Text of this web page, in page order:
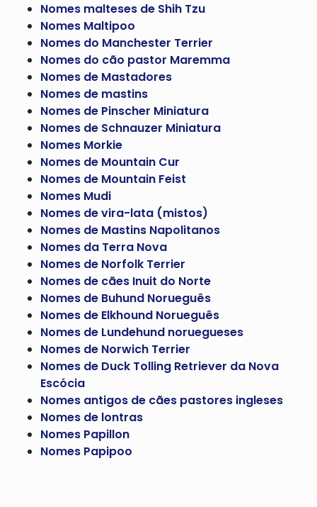
Nomes malteses de Shih Tzu
Nomes Maltipoo
Nomes do Manchester Terrier
Nomes do cão pastor Maremma
Nomes de Mastadores
Nomes de mastins
Nomes de Pinscher Miniatura
Nomes de Schnauzer Miniatura
Nomes Morkie
Nomes de Mountain Cur
Nomes de Mountain Feist
Nomes Mudi
Nomes de vira-lata (mistos)
Nomes de Mastins Napolitanos
Nomes da Terra Nova
Nomes de Norfolk Terrier
Nomes de cães Inuit do Norte
Nomes de Buhund Norueguês
Nomes de Elkhound Norueguês
Nomes de Lundehund noruegueses
Nomes de Norwich Terrier
Nomes de Duck Tolling Retriever da Nova
Escócia
Nomes antigos de cães pastores ingleses
Nomes de lontras
Nomes Papillon
Nomes Papipoo